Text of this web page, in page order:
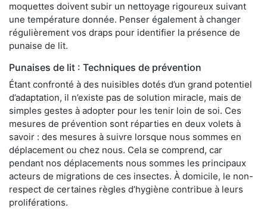
moquettes doivent subir un nettoyage rigoureux suivant
une température donnée. Penser également à changer
régulièrement vos draps pour identifier la présence de
punaise de lit.
Punaises de lit : Techniques de prévention
Étant confronté à des nuisibles dotés d’un grand potentiel
d’adaptation, il n’existe pas de solution miracle, mais de
simples gestes à adopter pour les tenir loin de soi. Ces
mesures de prévention sont réparties en deux volets à
savoir : des mesures à suivre lorsque nous sommes en
déplacement ou chez nous. Cela se comprend, car
pendant nos déplacements nous sommes les principaux
acteurs de migrations de ces insectes. À domicile, le non-
respect de certaines règles d’hygiène contribue à leurs
proliférations.